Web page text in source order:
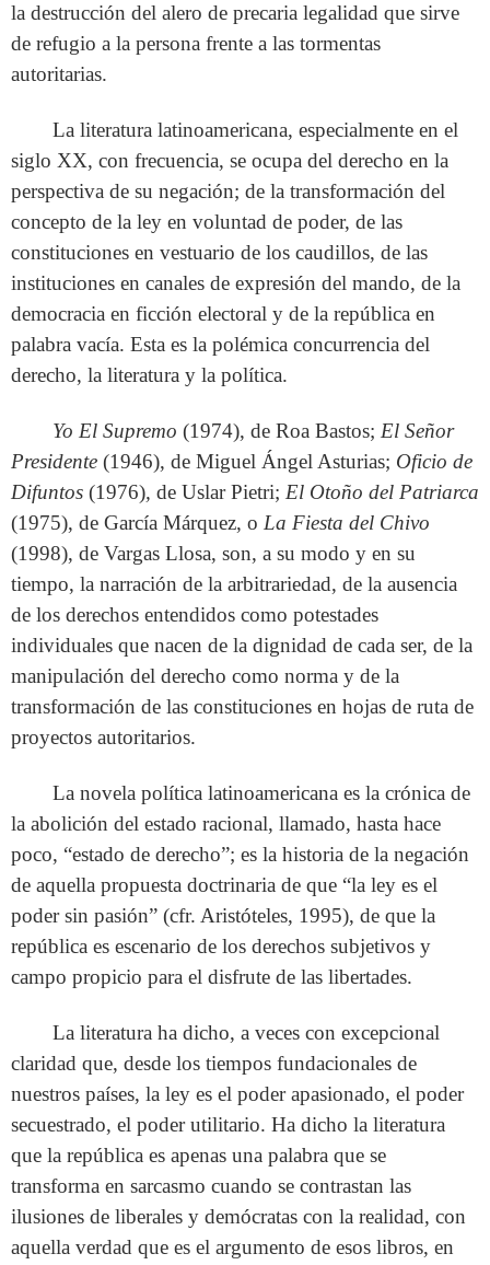
la destrucción del alero de precaria legalidad que sirve
de refugio a la persona frente a las tormentas
autoritarias.
La literatura latinoamericana, especialmente en el
siglo XX, con frecuencia, se ocupa del derecho en la
perspectiva de su negación; de la transformación del
concepto de la ley en voluntad de poder, de las
constituciones en vestuario de los caudillos, de las
instituciones en canales de expresión del mando, de la
democracia en ficción electoral y de la república en
palabra vacía. Esta es la polémica concurrencia del
derecho, la literatura y la política.
Yo El Supremo (1974), de Roa Bastos;El Señor
Presidente (1946), de Miguel Ángel Asturias; Oficio de
Difuntos (1976), de Uslar Pietri; El Otoño del Patriarca
(1975), de García Márquez, o La Fiesta del Chivo
(1998), de Vargas Llosa, son, a su modo y en su
tiempo, la narración de la arbitrariedad, de la ausencia
de los derechos entendidos como potestades
individuales que nacen de la dignidad de cada ser, de la
manipulación del derecho como norma y de la
transformación de las constituciones en hojas de ruta de
proyectos autoritarios.
La novela política latinoamericana es la crónica de
la abolición del estado racional, llamado, hasta hace
poco, “estado de derecho”; es la historia de la negación
de aquella propuesta doctrinaria de que “la ley es el
poder sin pasión” (cfr. Aristóteles, 1995), de que la
república es escenario de los derechos subjetivos y
campo propicio para el disfrute de las libertades.
La literatura ha dicho, a veces con excepcional
claridad que, desde los tiempos fundacionales de
nuestros países, la ley es el poder apasionado, el poder
secuestrado, el poder utilitario. Ha dicho la literatura
que la república es apenas una palabra que se
transforma en sarcasmo cuando se contrastan las
ilusiones de liberales y demócratas con la realidad, con
aquella verdad que es el argumento de esos libros, en